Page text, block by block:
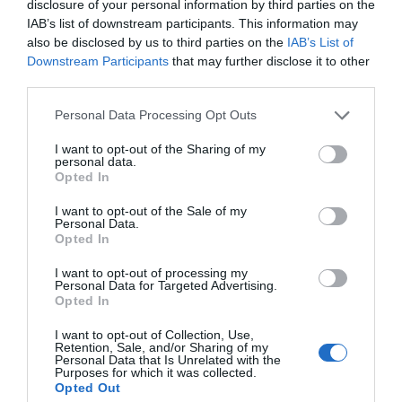
disclosure of your personal information by third parties on the
IAB’s list of downstream participants. This information may
also be disclosed by us to third parties on the IAB’s List of
Downstream Participants that may further disclose it to other
Personal Data Processing Opt Outs
I want to opt-out of the Sharing of my
personal data.
Opted In
I want to opt-out of the Sale of my
Personal Data.
Opted In
I want to opt-out of processing my
Personal Data for Targeted Advertising.
Opted In
I want to opt-out of Collection, Use,
Retention, Sale, and/or Sharing of my
Personal Data that Is Unrelated with the
Purposes for which it was collected.
Opted Out
Ocio y participación en el espacio urbano